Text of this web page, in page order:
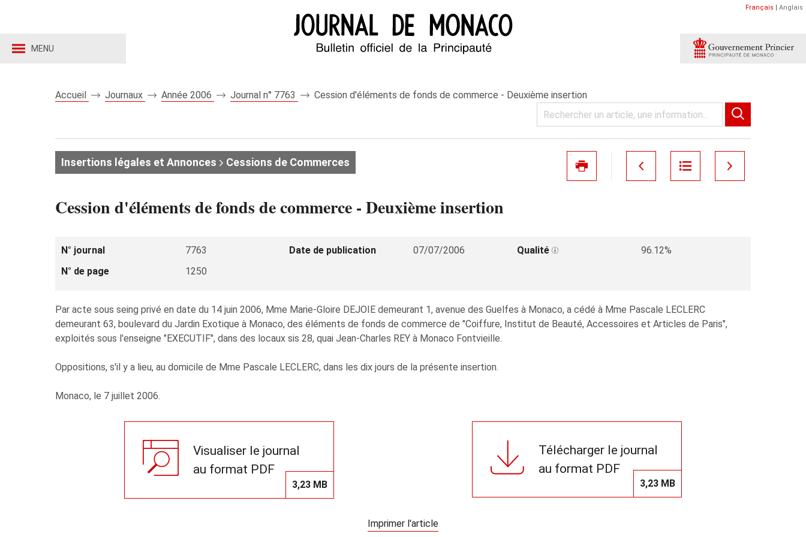
MENU
Français | Anglais
Accueil Journaux Année 2006 Journal n° 7763 Cession d'éléments de fonds de commerce - Deuxième insertion
Insertions légales et Annonces Cessions de Commerces
Cession d'éléments de fonds de commerce - Deuxième insertion
N° journal 7763 Date de publication 07/07/2006 Qualité
96.12%
N° de page
1250
Par acte sous seing privé en date du 14 juin 2006, Mme Marie-Gloire DEJOIE demeurant 1, avenue des Guelfes à Monaco, a cédé à Mme Pascale LECLERC
demeurant 63, boulevard du Jardin Exotique à Monaco, des éléments de fonds de commerce de "Coiffure, Institut de Beauté, Accessoires et Articles de Paris",
exploités sous l'enseigne "EXECUTIF", dans des locaux sis 28, quai Jean-Charles REY à Monaco Fontvieille.
Oppositions, s'il y a lieu, au domicile de Mme Pascale LECLERC, dans les dix jours de la présente insertion.
Monaco, le 7 juillet 2006.
Visualiser le journal
au format PDF
3,23 MB
Télécharger le journal
au format PDF
3,23 MB
Imprimer l'article